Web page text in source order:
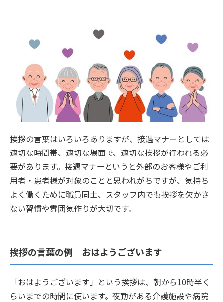
挨拶の言葉はいろいろありますが、接遇マナーとしては
適切な時間帯、適切な場面で、適切な挨拶が行われる必
要があります。接遇マナーというと外部のお客様やご利
用者・患者様が対象のことと思われがちですが、気持ち
よく働くために職員同士、スタッフ内でも挨拶を欠かさ
ない習慣や雰囲気作りが大切です。
挨拶の言葉の例 おはようございます
「おはようございます」という挨拶は、朝から10時半く
らいまでの時間に使います。夜勤がある介護施設や病院